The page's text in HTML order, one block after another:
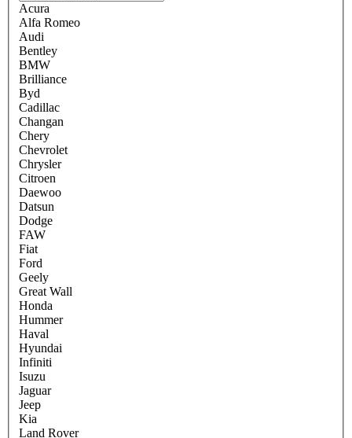
Acura
Alfa Romeo
Audi
Bentley
BMW
Brilliance
Byd
Cadillac
Changan
Chery
Chevrolet
Chrysler
Citroen
Daewoo
Datsun
Dodge
FAW
Fiat
Ford
Geely
Great Wall
Honda
Hummer
Haval
Hyundai
Infiniti
Isuzu
Jaguar
Jeep
Kia
Land Rover